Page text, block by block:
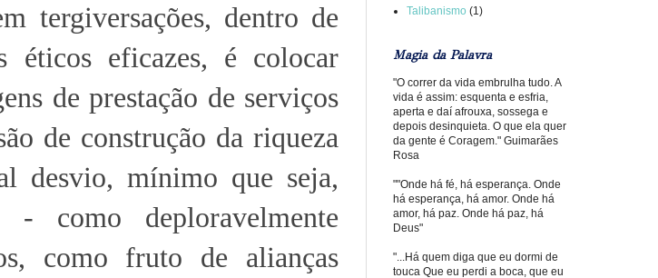
tergiversações, dentro de
éticos eficazes, é colocar
de prestação de serviços
de construção da riqueza
desvio, mínimo que seja,
- como deploravelmente
como fruto de alianças
Talibanismo (1)
Magia da Palavra
"O correr da vida embrulha tudo. A
vida é assim: esquenta e esfria,
aperta e daí afrouxa, sossega e
depois desinquieta. O que ela quer
da gente é Coragem." Guimarães
Rosa
""Onde há fé, há esperança. Onde
há esperança, há amor. Onde há
amor, há paz. Onde há paz, há
Deus"
"...Há quem diga que eu dormi de
touca Que eu perdi a boca, que eu